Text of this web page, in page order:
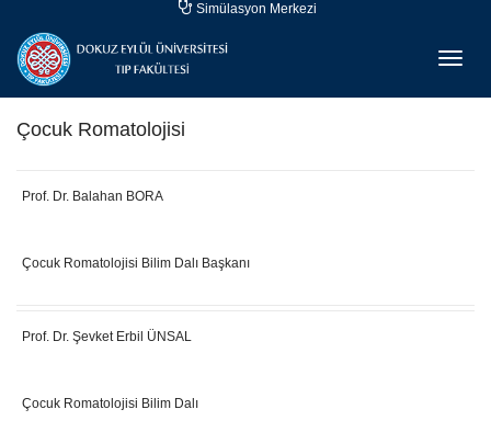
Simülasyon Merkezi
Çocuk Romatolojisi
Prof. Dr. Balahan BORA
Çocuk Romatolojisi Bilim Dalı Başkanı
Prof. Dr. Şevket Erbil ÜNSAL
Çocuk Romatolojisi Bilim Dalı